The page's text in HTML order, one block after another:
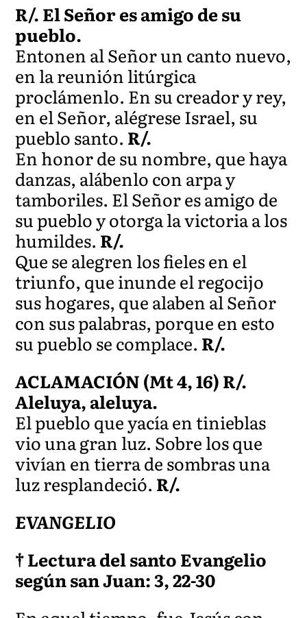
R/. El Señor es amigo de su
pueblo.
Entonen al Señor un canto nuevo,
en la reunión litúrgica
proclámenlo. En su creador y rey,
en el Señor, alégrese Israel, su
pueblo santo. R/.
En honor de su nombre, que haya
danzas, alábenlo con arpa y
tamboriles. El Señor es amigo de
su pueblo y otorga la victoria a los
humildes. R/.
Que se alegren los fieles en el
triunfo, que inunde el regocijo
sus hogares, que alaben al Señor
con sus palabras, porque en esto
su pueblo se complace. R/.
ACLAMACIÓN (Mt 4, 16) R/.
Aleluya, aleluya.
El pueblo que yacía en tinieblas
vio una gran luz. Sobre los que
vivían en tierra de sombras una
luz resplandeció. R/.
EVANGELIO
† Lectura del santo Evangelio
según san Juan: 3, 22-30